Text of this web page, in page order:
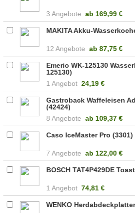
3 Angebote ab 169,99 €
MAKITA Akku-
12 Angebote ab 87,75 €
Emerio WK-125130
125130)
1 Angebot 24,19 €
Gastroback Waffeleisen
(42424)
8 Angebote ab 109,37 €
Caso IceMaster Pro (3301)
7 Angebote ab 122,00 €
BOSCH TAT4P429DE
1 Angebot 74,81 €
WENKO